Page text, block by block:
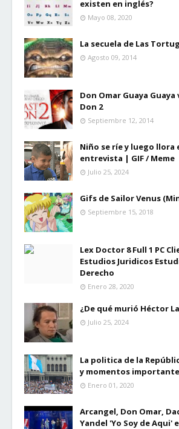
existen en inglés?
Mayo 08, 2020
La secuela de Las
Agosto 09, 2014
Don Omar Guaya
Don 2
Septiembre 12, 2014
Niño se ríe y luego llora
entrevista | GIF / Meme
Julio 25, 2024
Gifs de Sailor Venus
Septiembre 15, 2018
Lex Doctor 8 Full 1 PC
Estudios Juridicos
Derecho
Enero 28, 2020
¿De qué murió Héctor
Julio 25, 2024
La politica de la
y momentos
Enero 01, 2020
Arcangel, Don Omar,
Yandel 'Yo Soy de Aqui'